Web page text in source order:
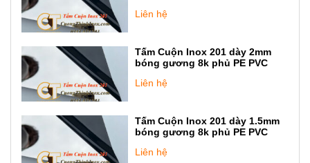
Liên hệ
Tấm Cuộn Inox 201 dày 2mm
bóng gương 8k phủ PE PVC
Liên hệ
Tấm Cuộn Inox 201 dày 1.5mm
bóng gương 8k phủ PE PVC
Liên hệ